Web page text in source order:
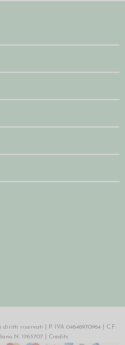
riservati | P. IVA 04646970964 | C.F.
N. 1763707 | Credits